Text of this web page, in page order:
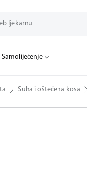
Samoliječenje
Suha i oštećena kosa